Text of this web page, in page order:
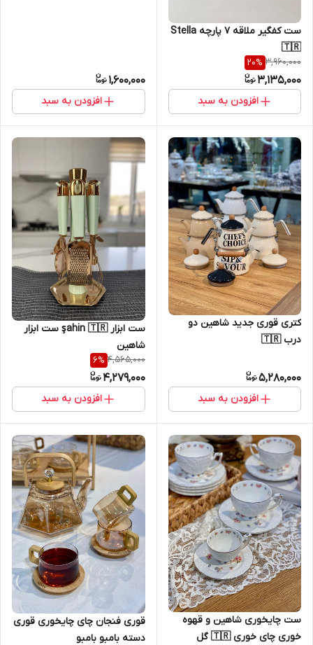
ست کفگیر ملاقه ۷ پارچه Stella
🇹🇷
3,960,000
20%
3,135,000
افزودن به سبد
1,600,000
افزودن به سبد
کتری قوری جدید شاهین دو
درب 🇹🇷
5,280,000
افزودن به سبد
ست ابزار şahin 🇹🇷 ست ابزار
شاهین
4,565,000
6%
4,279,000
افزودن به سبد
ست چایخوری شاهین و قهوه
خوری چای خوری 🇹🇷 گل
قوری فنجان چای چایخوری قوری
دسته بامبو بامبو